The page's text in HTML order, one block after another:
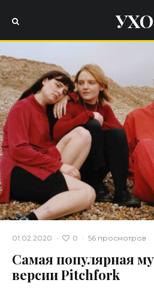
УХО
01.02.2020 · 0 · 56 просмотров
Самая популярная
версии Pitchfork